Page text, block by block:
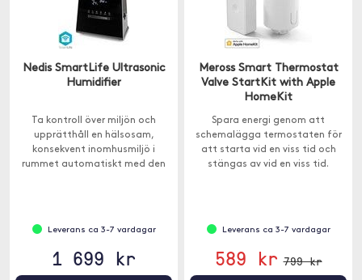
Nedis SmartLife Ultrasonic
Humidifier
Ta kontroll över miljön och
upprätthåll en hälsosam,
konsekvent inomhusmiljö i
rummet automatiskt med den
Leverans ca 3-7 vardagar
1 699 kr
Meross Smart Thermostat
Valve StartKit with Apple
HomeKit
Spara energi genom att
schemalägga termostaten för
att starta vid en viss tid och
stängas av vid en viss tid.
Leverans ca 3-7 vardagar
589 kr 799 kr